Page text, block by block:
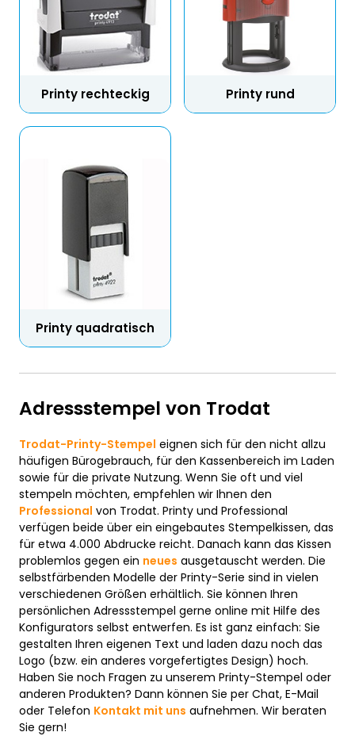
Printy rechteckig Printy rund
Printy quadratisch
Adressstempel von Trodat
Trodat-Printy-Stempel eignen sich für den nicht allzu
häufigen Bürogebrauch, für den Kassenbereich im Laden
sowie für die private Nutzung. Wenn Sie oft und viel
stempeln möchten, empfehlen wir Ihnen den
Professional von Trodat. Printy und Professional
verfügen beide über ein eingebautes Stempelkissen, das
für etwa 4.000 Abdrucke reicht. Danach kann das Kissen
problemlos gegen ein neues ausgetauscht werden. Die
selbstfärbenden Modelle der Printy-Serie sind in vielen
verschiedenen Größen erhältlich. Sie können Ihren
persönlichen Adressstempel gerne online mit Hilfe des
Konfigurators selbst entwerfen. Es ist ganz einfach: Sie
gestalten Ihren eigenen Text und laden dazu noch das
Logo (bzw. ein anderes vorgefertigtes Design) hoch.
Haben Sie noch Fragen zu unserem Printy-Stempel oder
anderen Produkten? Dann können Sie per Chat, E-Mail
oder Telefon Kontakt mit uns aufnehmen. Wir beraten
Sie gern!